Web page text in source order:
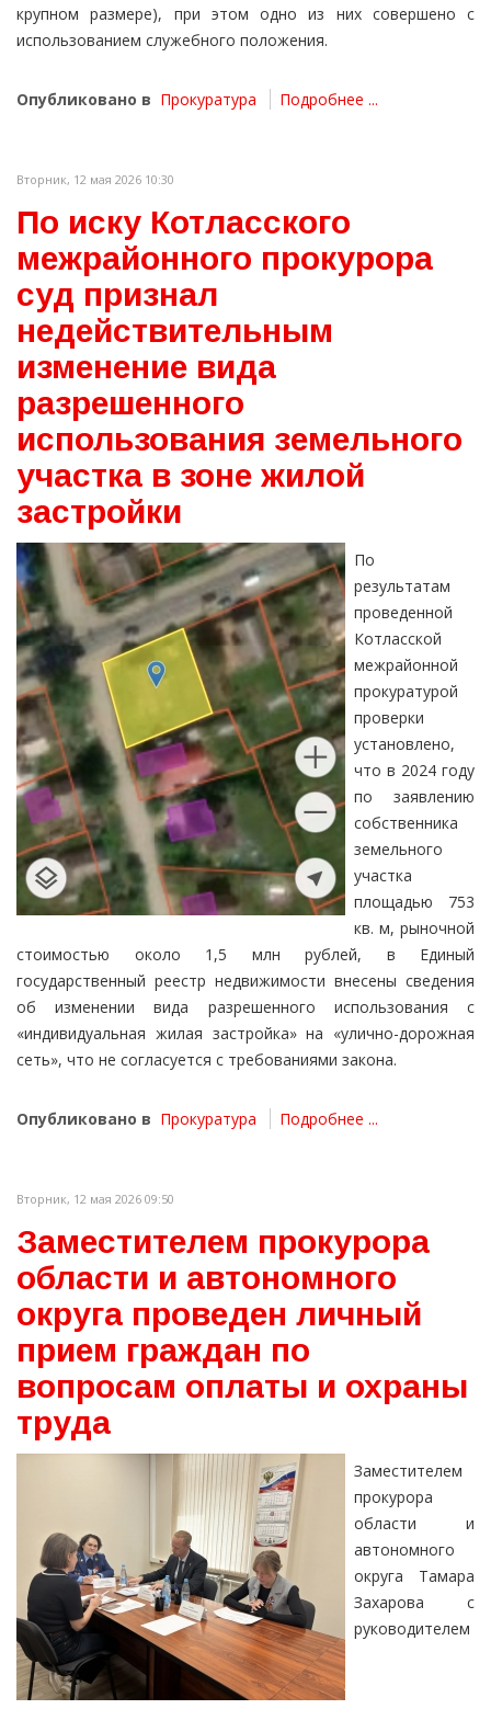
крупном размере), при этом одно из них совершено с
использованием служебного положения.
Опубликовано в Прокуратура Подробнее ...
Вторник, 12 мая 2026 10:30
По иску Котласского
межрайонного прокурора
суд признал
недействительным
изменение вида
разрешенного
использования земельного
участка в зоне жилой
застройки
По
результатам
проведенной
Котласской
межрайонной
прокуратурой
проверки
установлено,
что в 2024 году
по заявлению
собственника
земельного
участка
площадью 753
кв. м, рыночной
стоимостью около 1,5 млн рублей, в Единый
государственный реестр недвижимости внесены сведения
об изменении вида разрешенного использования с
«индивидуальная жилая застройка» на «улично-дорожная
сеть», что не согласуется с требованиями закона.
Опубликовано в Прокуратура Подробнее ...
Вторник, 12 мая 2026 09:50
Заместителем прокурора
области и автономного
округа проведен личный
прием граждан по
вопросам оплаты и охраны
труда
Заместителем
прокурора
области и
автономного
округа Тамара
Захарова с
руководителем